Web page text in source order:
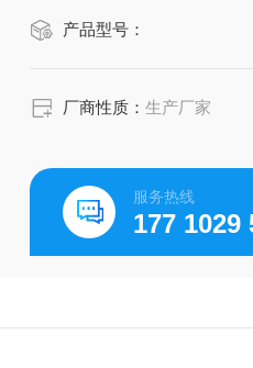
产品型号：
厂商性质：生产厂家
服务热线
177 1029